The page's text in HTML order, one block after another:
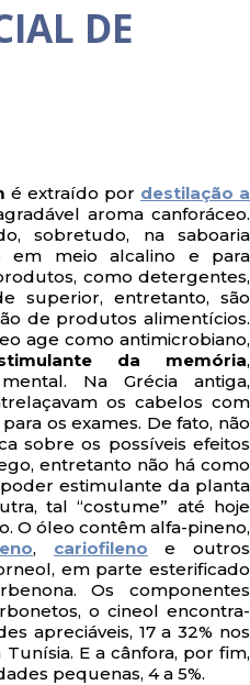
DE
é extraído por destilação a
aroma canforáceo.
sobretudo, na saboaria
em meio alcalino e para
como detergentes,
superior, entretanto, são
de produtos alimentícios.
age como antimicrobiano,
da memória,
Na Grécia antiga,
os cabelos com
os exames. De fato, não
sobre os possíveis efeitos
entretanto não há como
estimulante da planta
tal “costume” até hoje
O óleo contêm alfa-pineno,
, cariofileno e outros
em parte esterificado
Os componentes
o cineol encontra-
apreciáveis, 17 a 32% nos
E a cânfora, por fim,
pequenas, 4 a 5%.